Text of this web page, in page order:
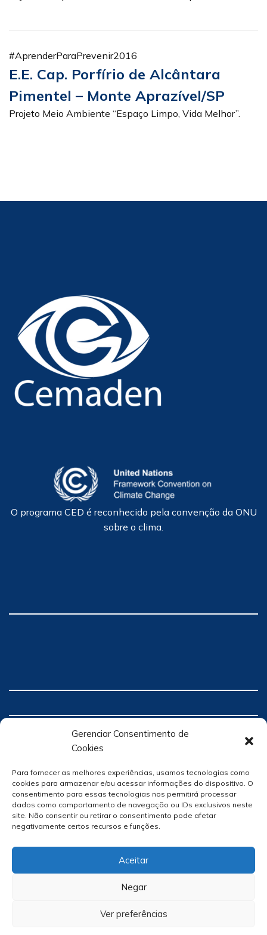
Gerenciar Consentimento de
Cookies
Para fornecer as melhores experiências, usamos tecnologias como
cookies para armazenar e/ou acessar informações do dispositivo. O
consentimento para essas tecnologias nos permitirá processar
dados como comportamento de navegação ou IDs exclusivos neste
site. Não consentir ou retirar o consentimento pode afetar
negativamente certos recursos e funções.
Aceitar
Negar
Ver preferências
#AprenderParaPrevenir2016
E.E. Cap. Porfírio de Alcântara
Pimentel – Monte Aprazível/SP
Projeto Meio Ambiente “Espaço Limpo, Vida Melhor”.
O programa CED é reconhecido pela convenção da ONU
sobre o clima.